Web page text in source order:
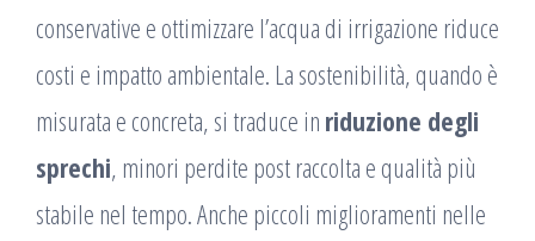
conservative e ottimizzare l’acqua di irrigazione riduce
costi e impatto ambientale. La sostenibilità, quando è
misurata e concreta, si traduce in riduzione degli
sprechi, minori perdite post raccolta e qualità più
stabile nel tempo. Anche piccoli miglioramenti nelle